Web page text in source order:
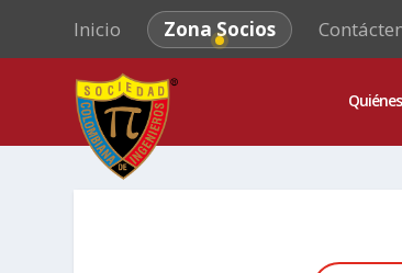
Inicio Zona Socios